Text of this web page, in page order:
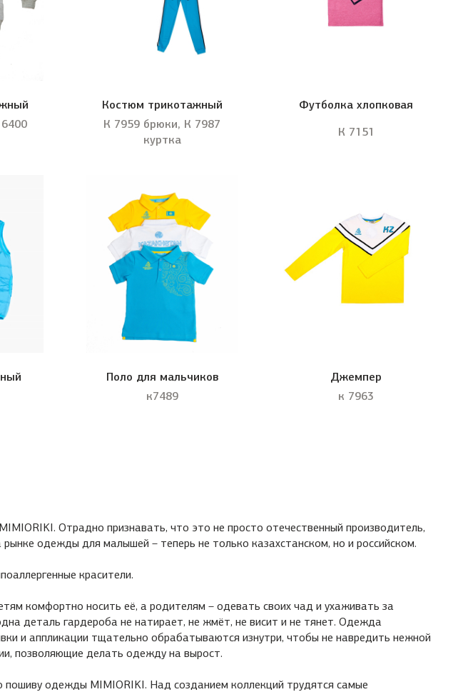
Костюм трикотажный
К 7959 брюки, К 7987
куртка
Футболка хлопковая
К 7151
Поло для мальчиков
к7489
Джемпер
к 7963
Отрадно признавать, что это не просто отечественный производитель,
одежды для малышей – теперь не только казахстанском, но и российском.
красители.
комфортно носить её, а родителям – одевать своих чад и ухаживать за
деталь гардероба не натирает, не жмёт, не висит и не тянет. Одежда
и аппликации тщательно обрабатываются изнутри, чтобы не навредить нежной
позволяющие делать одежду на вырост.
пошиву одежды MIMIORIKI. Над созданием коллекций трудятся самые